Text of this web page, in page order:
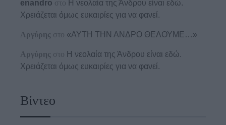
enandro στο Η νεολαία της Άνδρου είναι εδώ.
Χρειάζεται όμως ευκαιρίες για να φανεί.
Αργύρης στο «ΑΥΤΗ ΤΗΝ ΑΝΔΡΟ ΘΕΛΟΥΜΕ…»
Αργύρης στο Η νεολαία της Άνδρου είναι εδώ.
Χρειάζεται όμως ευκαιρίες για να φανεί.
Βίντεο